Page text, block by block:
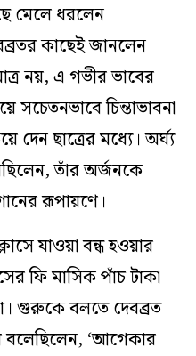
মেলে ধরলেন
কাছেই জানলেন
নয়, এ গভীর ভাবের
সচেতনভাবে চিন্তাভাবনা
দেন ছাত্রের মধ্যে। অর্ঘ্য
তাঁর অর্জনকে
রূপায়ণে।
যাওয়া বন্ধ হওয়ার
ফি মাসিক পাঁচ টাকা
গুরুকে বলতে দেবব্রত
বলেছিলেন, ‘আগেকার